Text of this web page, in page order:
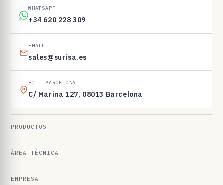
6
3
WHATSAPP
+34 620 228 309
EMAIL
sales@surisa.es
HQ · BARCELONA
C/ Marina 127, 08013 Barcelona
PRODUCTOS
ÁREA TÉCNICA
EMPRESA